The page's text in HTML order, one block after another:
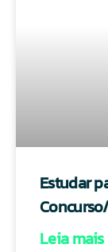
Estudar
Leia mais